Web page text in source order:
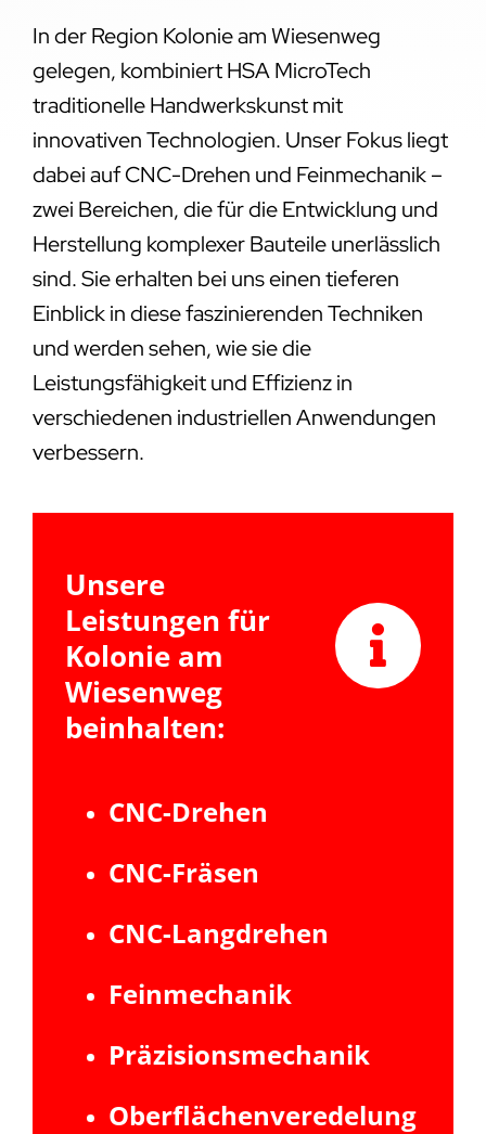
In der Region Kolonie am Wiesenweg
gelegen, kombiniert HSA MicroTech
traditionelle Handwerkskunst mit
innovativen Technologien. Unser Fokus liegt
dabei auf CNC-Drehen und Feinmechanik –
zwei Bereichen, die für die Entwicklung und
Herstellung komplexer Bauteile unerlässlich
sind. Sie erhalten bei uns einen tieferen
Einblick in diese faszinierenden Techniken
und werden sehen, wie sie die
Leistungsfähigkeit und Effizienz in
verschiedenen industriellen Anwendungen
verbessern.
Unsere
Leistungen für
Kolonie am
Wiesenweg
beinhalten:
CNC-Drehen
CNC-Fräsen
CNC-Langdrehen
Feinmechanik
Präzisionsmechanik
Oberflächenveredelung